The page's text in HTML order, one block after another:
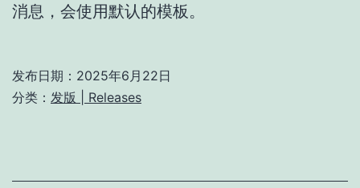
消息，会使用默认的模板。
发布日期： 2025年6月22日
分类： 发版 | Releases